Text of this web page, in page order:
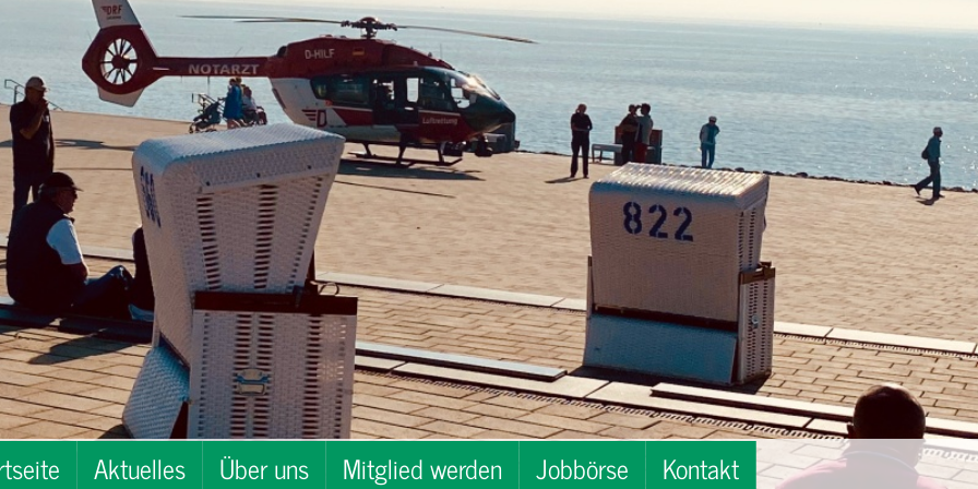
Aktuelles Über uns Mitglied werden Jobbörse Kontakt